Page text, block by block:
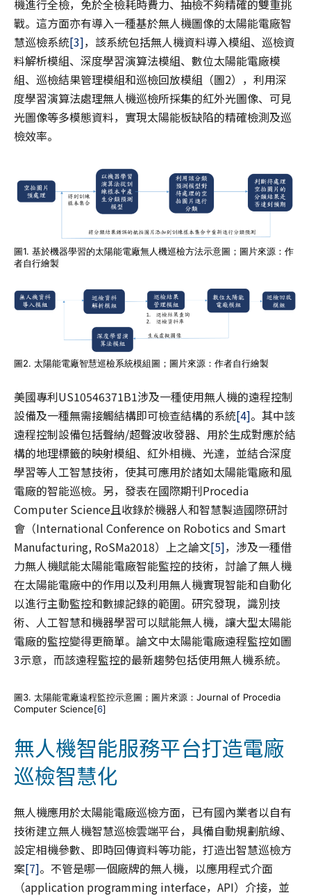
機進行全檢，免於全檢耗時費力、抽檢不夠精確的雙重挑
戰。這方面亦有導入一種基於無人機圖像的太陽能電廠智
慧巡檢系統[3]，該系統包括無人機資料導入模組、巡檢資
料解析模組、深度學習演算法模組、數位太陽能電廠模
組、巡檢結果管理模組和巡檢回放模組（圖2），利用深
度學習演算法處理無人機巡檢所採集的紅外光圖像、可見
光圖像等多模態資料，實現太陽能板缺陷的精確檢測及巡
檢效率。
圖1. 基於機器學習的太陽能電廠無人機巡檢方法示意圖；圖片來源：作
者自行繪製
圖2. 太陽能電廠智慧巡檢系統模組圖；圖片來源：作者自行繪製
美國專利US10546371B1涉及一種使用無人機的遠程控制
設備及一種無需接觸結構即可檢查結構的系統[4]。其中該
遠程控制設備包括聲納/超聲波收發器、用於生成對應於結
構的地理標籤的映射模組、紅外相機、光達，並結合深度
學習等人工智慧技術，使其可應用於諸如太陽能電廠和風
電廠的智能巡檢。另，發表在國際期刊Procedia
Computer Science且收錄於機器人和智慧製造國際研討
會（International Conference on Robotics and Smart
Manufacturing, RoSMa2018）上之論文[5]，涉及一種借
力無人機賦能太陽能電廠智能監控的技術，討論了無人機
在太陽能電廠中的作用以及利用無人機實現智能和自動化
以進行主動監控和數據記錄的範圍。研究發現，識別技
術、人工智慧和機器學習可以賦能無人機，讓大型太陽能
電廠的監控變得更簡單。論文中太陽能電廠遠程監控如圖
3示意，而該遠程監控的最新趨勢包括使用無人機系統。
圖3. 太陽能電廠遠程監控示意圖；圖片來源：Journal of Procedia
Computer Science[6]
無人機智能服務平台打造電廠
巡檢智慧化
無人機應用於太陽能電廠巡檢方面，已有國內業者以自有
技術建立無人機智慧巡檢雲端平台，具備自動規劃航線、
設定相機參數、即時回傳資料等功能，打造出智慧巡檢方
案[7]。不管是哪一個廠牌的無人機，以應用程式介面
（application programming interface，API）介接，並